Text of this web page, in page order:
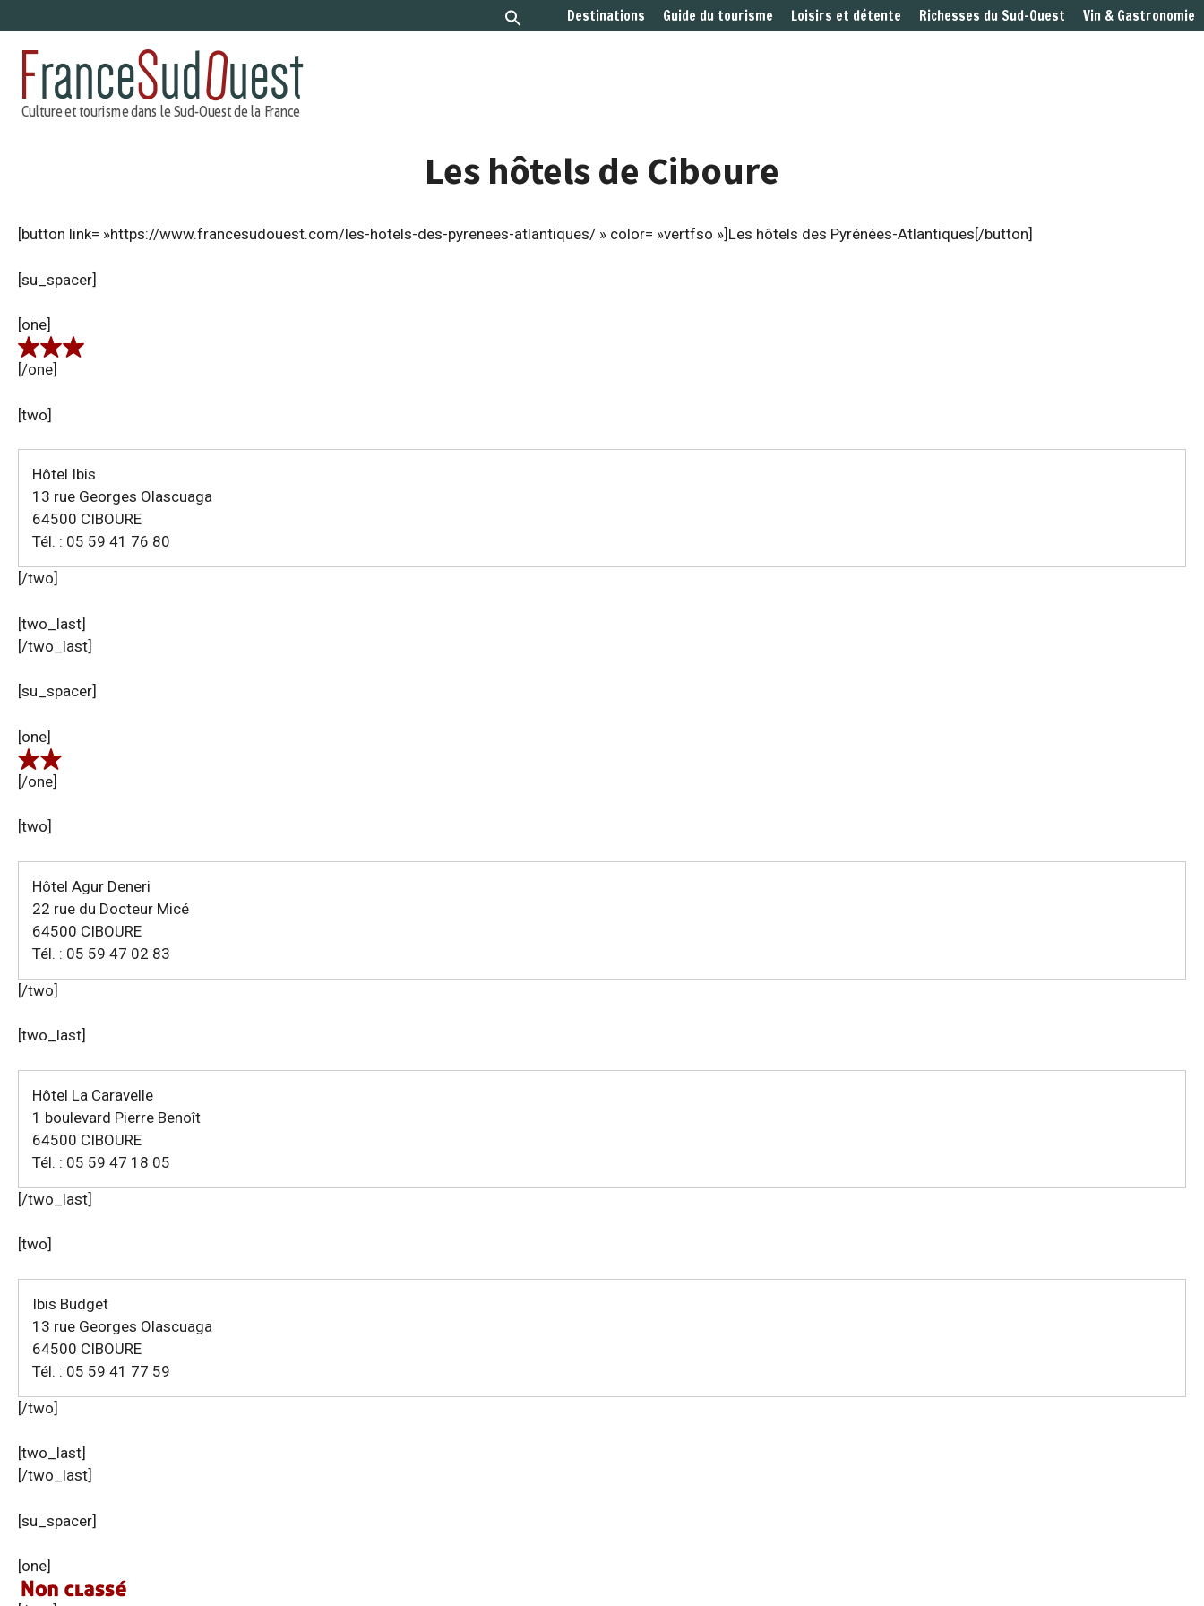
au
contenu
Destinations Guide du tourisme Loisirs et détente Richesses du Sud-Ouest Vin & Gastronomie
Les hôtels de Ciboure
[button link= »https://www.francesudouest.com/les-hotels-des-pyrenees-atlantiques/ » color= »vertfso »]Les hôtels des Pyrénées-Atlantiques[/button]
[su_spacer]
[one]
[/one]
[two]
Hôtel Ibis
13 rue Georges Olascuaga
64500 CIBOURE
Tél. : 05 59 41 76 80
[/two]
[two_last]
[/two_last]
[su_spacer]
[one]
[/one]
[two]
Hôtel Agur Deneri
22 rue du Docteur Micé
64500 CIBOURE
Tél. : 05 59 47 02 83
[/two]
[two_last]
Hôtel La Caravelle
1 boulevard Pierre Benoît
64500 CIBOURE
Tél. : 05 59 47 18 05
[/two_last]
[two]
Ibis Budget
13 rue Georges Olascuaga
64500 CIBOURE
Tél. : 05 59 41 77 59
[/two]
[two_last]
[/two_last]
[su_spacer]
[one]